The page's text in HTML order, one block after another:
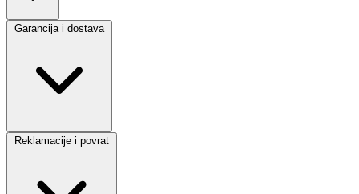
Garancija i dostava
Reklamacije i povrat